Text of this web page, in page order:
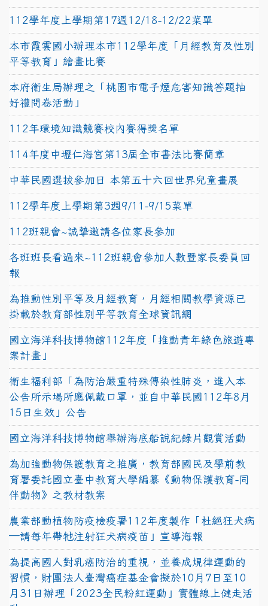
112學年度上學期第17週12/18-12/22菜單
本市霞雲國小辦理本市112學年度「月經教育及性別
平等教育」繪畫比賽
本府衛生局辦理之「桃園市電子煙危害知識答題抽
好禮問卷活動」
112年環境知識競賽校內賽得獎名單
114年度中壢仁海宮第13屆全市書法比賽簡章
中華民國選拔參加日 本第五十六回世界兒童畫展
112學年度上學期第3週9/11-9/15菜單
112班親會~誠摯邀請各位家長參加
各班班長看過來~112班親會參加人數暨家長委員回
報
為推動性別平等及月經教育，月經相關教學資源已
掛載於教育部性別平等教育全球資訊網
國立海洋科技博物館112年度「推動青年綠色旅遊專
案計畫」
衛生福利部「為防治嚴重特殊傳染性肺炎，進入本
公告所示場所應佩戴口罩，並自中華民國112年8月
15日生效」公告
國立海洋科技博物館舉辦海底船說紀錄片觀賞活動
為加強動物保護教育之推廣，教育部國民及學前教
育署委託國立臺中教育大學編纂《動物保護教育-同
伴動物》之教材教案
農業部動植物防疫檢疫署112年度製作「杜絕狂犬病
—請每年帶牠注射狂犬病疫苗」宣導海報
為提高國人對乳癌防治的重視，並養成規律運動的
習慣，財團法人臺灣癌症基金會擬於10月7日至10
月31日辦理「2023全民粉紅運動」實體線上健走活